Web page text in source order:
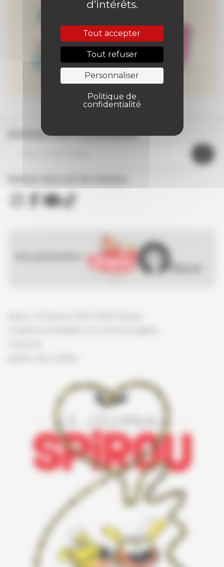
d’intérêts.
Tout accepter
Tout refuser
Personnaliser
Politique de
confidentialité
Inscrivez-vous à la newsletter